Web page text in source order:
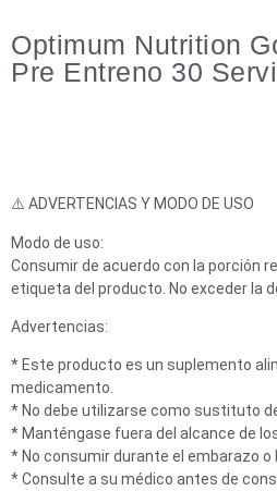
Optimum Nutrition
Pre Entreno 30
⚠️ ADVERTENCIAS Y MODO DE USO
Modo de uso:
Consumir de acuerdo con la porción
etiqueta del producto. No exceder la
Advertencias:
* Este producto es un suplemento
medicamento.
* No debe utilizarse como sustituto
* Manténgase fuera del alcance de
* No consumir durante el embarazo o
* Consulte a su médico antes de